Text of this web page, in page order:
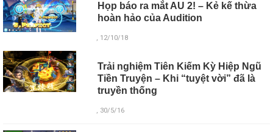
Họp báo ra mắt AU 2! – Kẻ kế thừa
hoàn hảo của Audition
, 12/10/18
Trải nghiệm Tiên Kiếm Kỳ Hiệp Ngũ
Tiền Truyện – Khi “tuyệt vời” đã là
truyền thống
, 30/5/16